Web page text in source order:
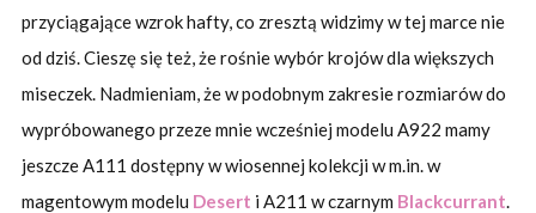
przyciągające wzrok hafty, co zresztą widzimy w tej marce nie
od dziś. Cieszę się też, że rośnie wybór krojów dla większych
miseczek. Nadmieniam, że w podobnym zakresie rozmiarów do
wypróbowanego przeze mnie wcześniej modelu A922 mamy
jeszcze A111 dostępny w wiosennej kolekcji w m.in. w
magentowym modelu Desert i A211 w czarnym Blackcurrant.